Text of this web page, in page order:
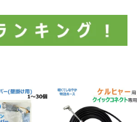
ン室内機 室外機のフィン
ファン フィルター 本体
カバー等の洗浄